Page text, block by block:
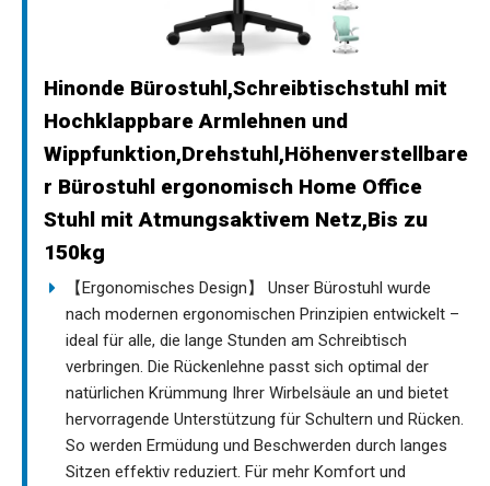
Hinonde Bürostuhl,Schreibtischstuhl mit
Hochklappbare Armlehnen und
Wippfunktion,Drehstuhl,Höhenverstellbare
r Bürostuhl ergonomisch Home Office
Stuhl mit Atmungsaktivem Netz,Bis zu
150kg
【Ergonomisches Design】 Unser Bürostuhl wurde
nach modernen ergonomischen Prinzipien entwickelt –
ideal für alle, die lange Stunden am Schreibtisch
verbringen. Die Rückenlehne passt sich optimal der
natürlichen Krümmung Ihrer Wirbelsäule an und bietet
hervorragende Unterstützung für Schultern und Rücken.
So werden Ermüdung und Beschwerden durch langes
Sitzen effektiv reduziert. Für mehr Komfort und